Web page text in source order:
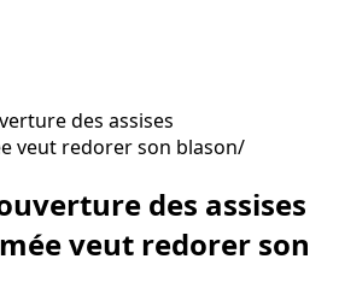
des assises
veut redorer son blason
des assises
veut redorer son